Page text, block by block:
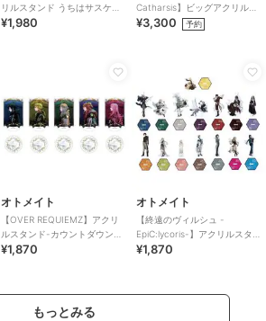
リルスタンド うちはサスケ
(Cyber Style)
¥1,980
Catharsis】ビッグアクリルス
タンド(全7種)
¥3,300 予約
オトメイト
【OVER REQUIEMZ】アクリ
ルスタンド-カウントダウン
ver-(全5種)
¥1,870
オトメイト
【終遠のヴィルシュ -
EpiC:lycoris-】アクリルスタン
ド(全15種)
¥1,870
もっとみる